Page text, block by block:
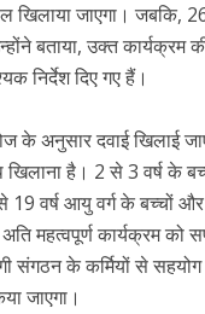
खिलाया जाएगा। जबकि,
बताया, उक्त कार्यक्रम
निर्देश दिए गए हैं।
के अनुसार दवाई खिलाई
है। 2 से 3 वर्ष के
वर्ष आयु वर्ग के बच्चों और
महत्वपूर्ण कार्यक्रम को
संगठन के कर्मियों से सहयोग
जाएगा।